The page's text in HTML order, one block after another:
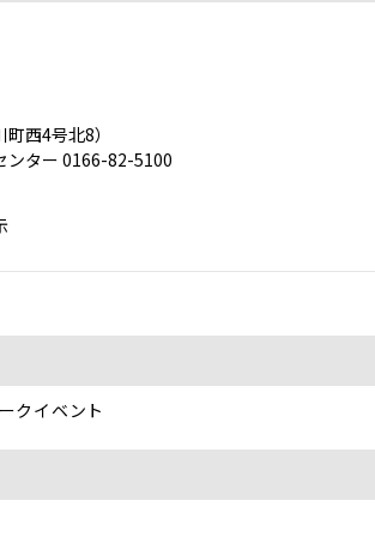
西4号北8）
ンター 0166-82-5100
クイベント